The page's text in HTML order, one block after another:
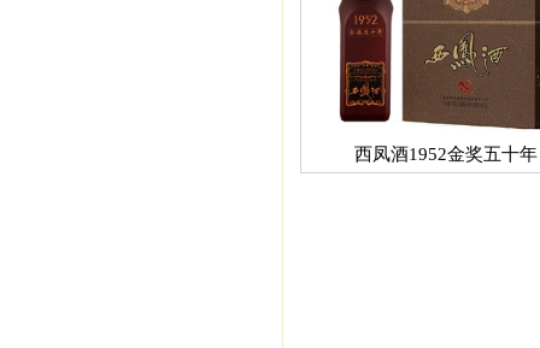
西凤酒1952金奖五十年